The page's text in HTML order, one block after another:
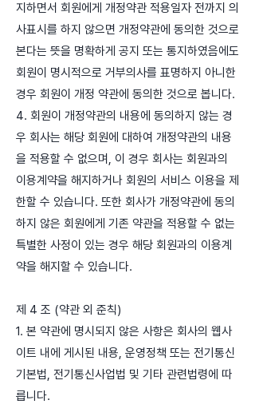
지하면서 회원에게 개정약관 적용일자 전까지 의
사표시를 하지 않으면 개정약관에 동의한 것으로
본다는 뜻을 명확하게 공지 또는 통지하였음에도
회원이 명시적으로 거부의사를 표명하지 아니한
경우 회원이 개정 약관에 동의한 것으로 봅니다.
4. 회원이 개정약관의 내용에 동의하지 않는 경
우 회사는 해당 회원에 대하여 개정약관의 내용
을 적용할 수 없으며, 이 경우 회사는 회원과의
이용계약을 해지하거나 회원의 서비스 이용을 제
한할 수 있습니다. 또한 회사가 개정약관에 동의
하지 않은 회원에게 기존 약관을 적용할 수 없는
특별한 사정이 있는 경우 해당 회원과의 이용계
약을 해지할 수 있습니다.
제 4 조 (약관 외 준칙)
1. 본 약관에 명시되지 않은 사항은 회사의 웹사
이트 내에 게시된 내용, 운영정책 또는 전기통신
기본법, 전기통신사업법 및 기타 관련법령에 따
릅니다.